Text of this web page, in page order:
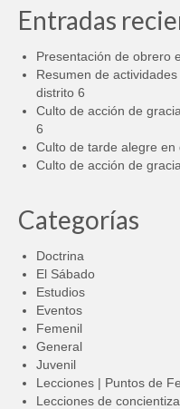
Entradas
Presentación de obrero
Resumen de
distrito 6
Culto de acción de
6
Culto de tarde alegre en
Culto de acción de
Categorías
Doctrina
El Sábado
Estudios
Eventos
Femenil
General
Juvenil
Lecciones | Puntos de Fe
Lecciones de